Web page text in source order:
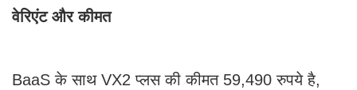
वेरिएंट और कीमत
BaaS के साथ VX2 प्लस की कीमत 59,490 रुपये है,